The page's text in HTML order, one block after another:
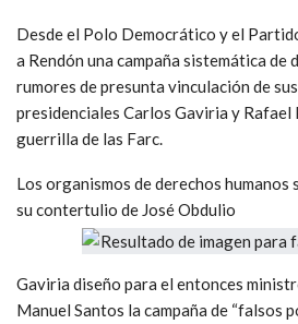
Desde el Polo Democrático y el
a Rendón una campaña sistemática de
rumores de presunta vinculación de
presidenciales Carlos Gaviria y Rafael
guerrilla de las Farc.
Los organismos de derechos humanos
su contertulio de José Obdulio
Gaviria diseño para el entonces
Manuel Santos la campaña de “falsos